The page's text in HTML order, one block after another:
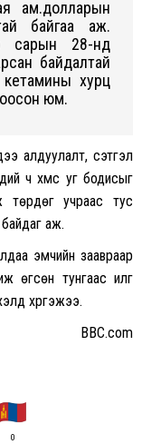
ам.долларын
байгаа аж.
сарын 28-нд
байдалтай
кетамины хурц
юм.
алдуулалт, сэтгэл
ч хүмүүс уг бодисыг
төрдөг учраас тус
байдаг аж.
эмчийн заавраар
тунгаас илүүг
хүргэжээ.
BBC.com
0